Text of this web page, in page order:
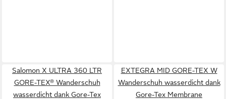
Salomon X ULTRA 360 LTR
GORE-TEX® Wanderschuh
wasserdicht dank Gore-Tex
EXTEGRA MID GORE-TEX W
Wanderschuh wasserdicht dank
Gore-Tex Membrane